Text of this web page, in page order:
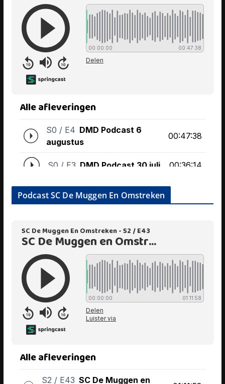
Podcast SC De Muggen En Omstreken